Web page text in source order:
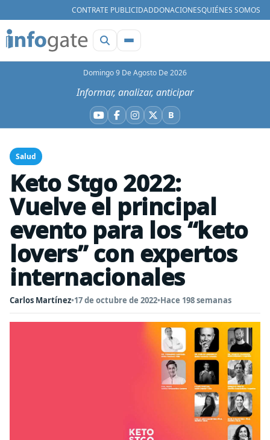
CONTRATE PUBLICIDADDONACIONESQUIÉNES SOMOS
Domingo 9 De Agosto De 2026
Informar, analizar, anticipar
YouTube
Facebook
Instagram
X BBluesky
Salud
Keto Stgo 2022:
Vuelve el principal
evento para los “keto
lovers” con expertos
internacionales
Carlos Martínez•17 de octubre de 2022•Hace 198 semanas